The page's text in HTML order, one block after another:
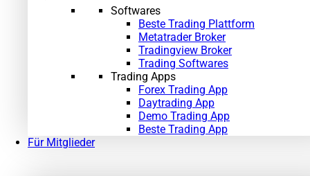
Softwares
Beste Trading Plattform
Metatrader Broker
Tradingview Broker
Trading Softwares
Trading Apps
Forex Trading App
Daytrading App
Demo Trading App
Beste Trading App
Für Mitglieder